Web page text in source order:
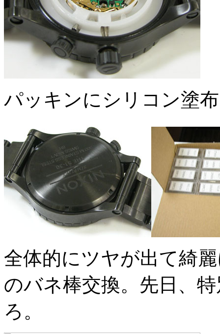
パッキンにシリコン塗
全体的にツヤが出て綺
のバネ棒交換。先日、
ろ。